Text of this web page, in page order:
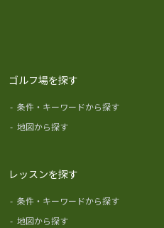
ゴルフ場を探す
- 条件・キーワードから探す
- 地図から探す
レッスンを探す
- 条件・キーワードから探す
- 地図から探す